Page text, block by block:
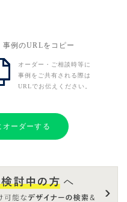
事例のURLをコピー
オーダー・ご相談時等に
事例をご共有される際は
URLでお伝えください。
ーダーする